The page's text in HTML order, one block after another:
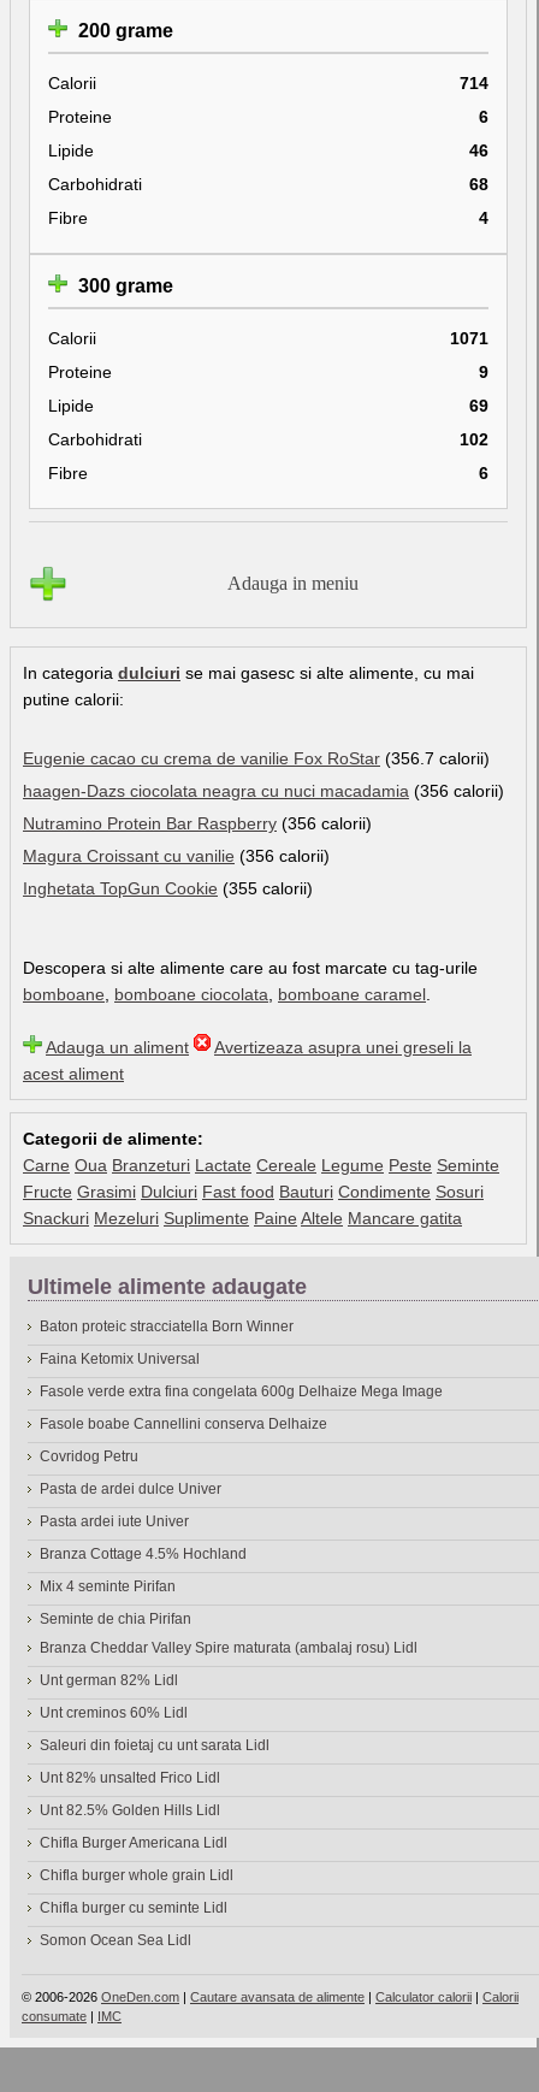
200 grame
Calorii
714
Proteine
6
Lipide
46
Carbohidrati
68
Fibre
4
300 grame
Calorii
1071
Proteine
9
Lipide
69
Carbohidrati
102
Fibre
6
Adauga in meniu
In categoria dulciuri se mai gasesc si alte alimente, cu mai
putine calorii:
Eugenie cacao cu crema de vanilie Fox RoStar (356.7 calorii)
haagen-Dazs ciocolata neagra cu nuci macadamia (356 calorii)
Nutramino Protein Bar Raspberry (356 calorii)
Magura Croissant cu vanilie (356 calorii)
Inghetata TopGun Cookie (355 calorii)
Descopera si alte alimente care au fost marcate cu tag-urile
bomboane
bomboane ciocolata bomboane caramel
Adauga un aliment
Avertizeaza asupra unei greseli la
acest aliment
Categorii de alimente:
Carne Oua Branzeturi Lactate Cereale Legume Peste Seminte
Fructe Grasimi Dulciuri Fast food Bauturi Condimente Sosuri
Snackuri Mezeluri Suplimente Paine Altele Mancare gatita
Ultimele alimente adaugate
Baton proteic stracciatella Born Winner
Faina Ketomix Universal
Fasole verde extra fina congelata 600g Delhaize Mega Image
Fasole boabe Cannellini conserva Delhaize
Covridog Petru
Pasta de ardei dulce Univer
Pasta ardei iute Univer
Branza Cottage 4.5% Hochland
Mix 4 seminte Pirifan
Seminte de chia Pirifan
Branza Cheddar Valley Spire maturata (ambalaj rosu) Lidl
Unt german 82% Lidl
Unt creminos 60% Lidl
Saleuri din foietaj cu unt sarata Lidl
Unt 82% unsalted Frico Lidl
Unt 82.5% Golden Hills Lidl
Chifla Burger Americana Lidl
Chifla burger whole grain Lidl
Chifla burger cu seminte Lidl
Somon Ocean Sea Lidl
© 2006-2026 OneDen.com | Cautare avansata de alimente | Calculator calorii | Calorii
consumate | IMC